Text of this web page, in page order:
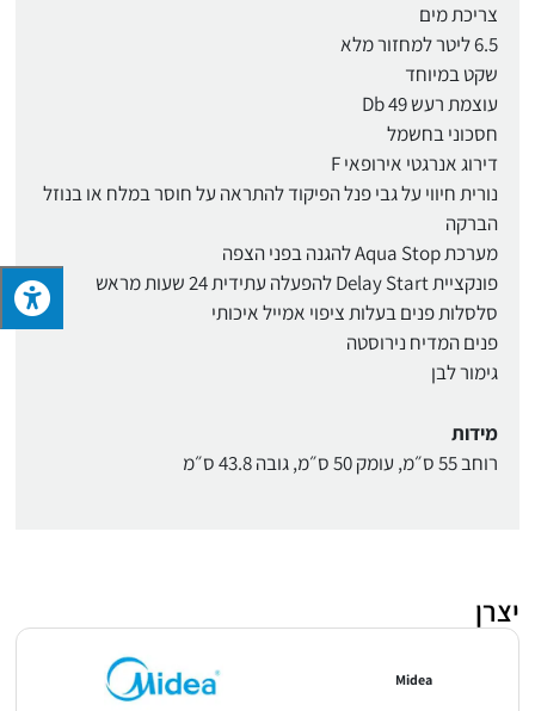
צריכת מים
6.5 ליטר למחזור מלא
שקט במיוחד
עוצמת רעש Db 49
חסכוני בחשמל
דירוג אנרגטי אירופאי F
נורית חיווי על גבי פנל הפיקוד להתראה על חוסר במלח או בנוזל
הברקה
מערכת Aqua Stop להגנה בפני הצפה
פונקציית Delay Start להפעלה עתידית 24 שעות מראש
סלסלות פנים בעלות ציפוי אמייל איכותי
פנים המדיח נירוסטה
גימור לבן
מידות
רוחב 55 ס״מ, עומק 50 ס״מ, גובה 43.8 ס״מ
יצרן
Midea